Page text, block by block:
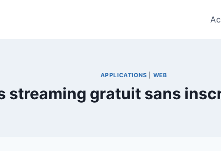
APPLICATIONS WEB
streaming gratuit sans